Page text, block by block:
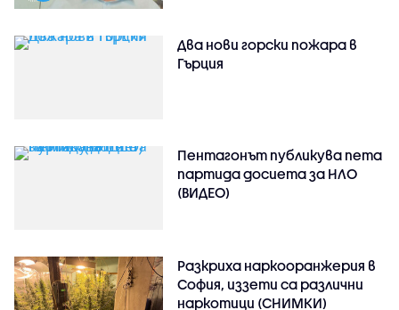
Два нови горски пожара в
Гърция
Пентагонът публикува пета
партида досиета за НЛО
(ВИДЕО)
Разкриха наркооранжерия в
София, иззети са различни
наркотици (СНИМКИ)